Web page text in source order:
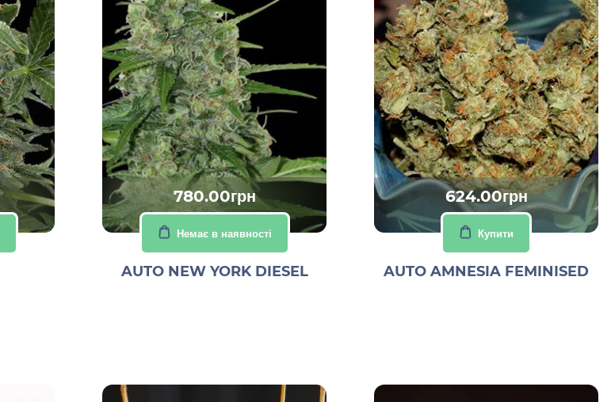
780.00грн
Немає в наявності
AUTO NEW YORK DIESEL
624.00грн
Купити
AUTO AMNESIA FEMINISED